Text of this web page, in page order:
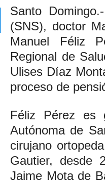
Santo
(SNS), doctor
Manuel Féliz
Regional de
Ulises Díaz
proceso de
Féliz Pérez es
Autónoma de
cirujano
Gautier, desde
Jaime Mota de